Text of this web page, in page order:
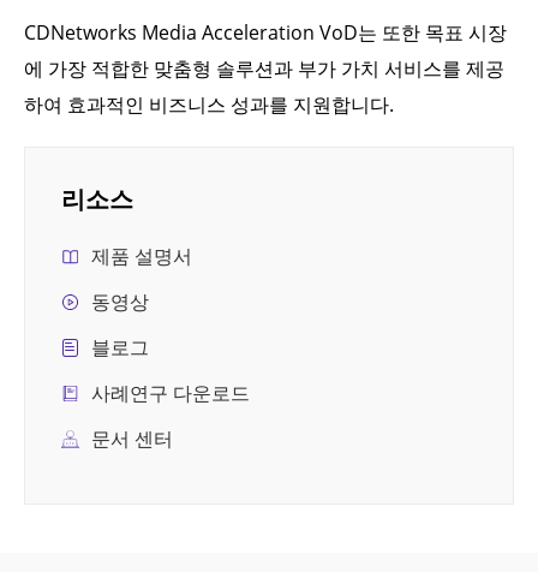
CDNetworks Media Acceleration VoD는 또한 목표 시장
에 가장 적합한 맞춤형 솔루션과 부가 가치 서비스를 제공
하여 효과적인 비즈니스 성과를 지원합니다.
리소스
제품 설명서
동영상
블로그
사례연구 다운로드
문서 센터